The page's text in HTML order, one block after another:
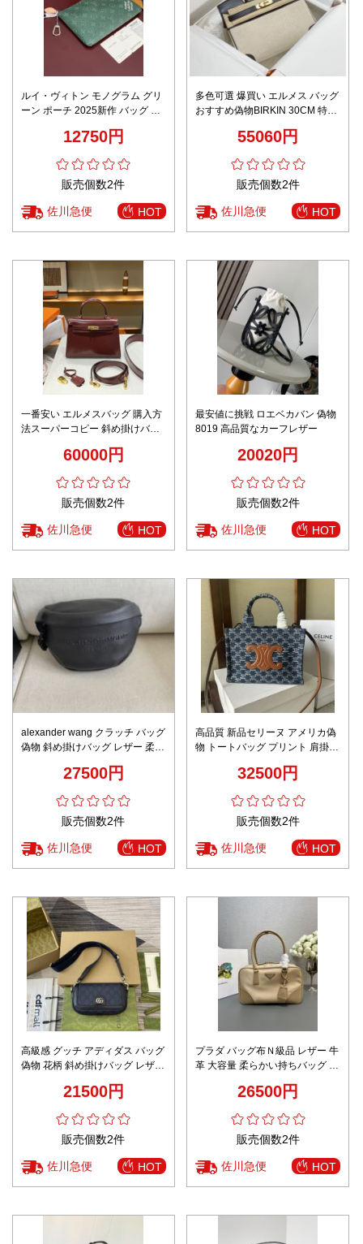
ルイ・ヴィトン モノグラム グリ
ーン ポーチ 2025新作 バッグ 偽
上質感ある人気クラッチ
12750円
販売個数2件
佐川急便 HOT
多色可選 爆買い エルメス バッグ
おすすめ偽物BIRKIN 30CM 特製
55060円
販売個数2件
佐川急便 HOT
一番安い エルメスバッグ 購入方
法スーパーコピー 斜め掛けバッ
60000円
販売個数2件
佐川急便 HOT
最安値に挑戦 ロエベカバン 偽物
8019 高品質なカーフレザー
20020円
販売個数2件
佐川急便 HOT
alexander wang クラッチ バッグ
偽物 斜め掛けバッグ レザー 柔軟
27500円
販売個数2件
佐川急便 HOT
高品質 新品セリーヌ アメリカ偽
物 トートバッグ プリント 肩掛け
32500円
販売個数2件
佐川急便 HOT
高級感 グッチ アディダス バッグ
偽物 花柄 斜め掛けバッグ レザー
21500円
販売個数2件
佐川急便 HOT
プラダ バッグ布Ｎ級品 レザー 牛
革 大容量 柔らかい持ちバッグ 型
26500円
販売個数2件
佐川急便 HOT